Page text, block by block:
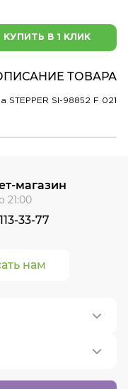
КУПИТЬ В 1 КЛИК
ТОВАРА
STEPPER SI-98852 F 021
нам
магазин
21:00
33-77